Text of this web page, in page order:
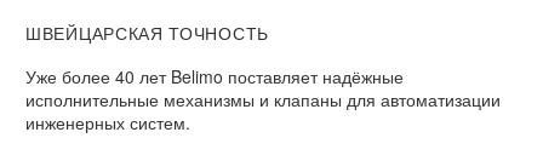
ШВЕЙЦАРСКАЯ ТОЧНОСТЬ
Уже более 40 лет Belimo поставляет надёжные
исполнительные механизмы и клапаны для автоматизации
инженерных систем.